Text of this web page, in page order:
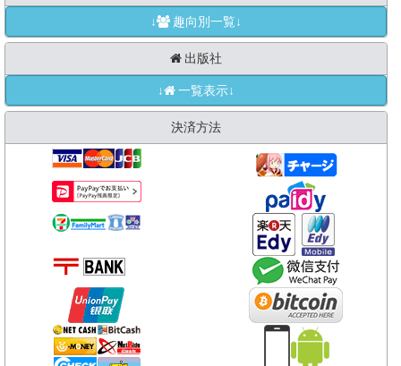
↓ 趣向別一覧↓
出版社
↓ 一覧表示↓
決済方法